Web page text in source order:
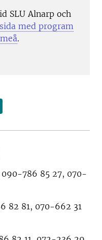
SLU Alnarp och
med program
.
090-786 85 27, 070-
82 81, 070-662 31